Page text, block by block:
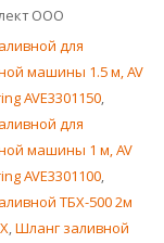
ООО
для
машины 1.5 м, AV
AVE3301150,
для
машины 1 м, AV
AVE3301100,
ТБХ-500 2м
,Шланг заливной